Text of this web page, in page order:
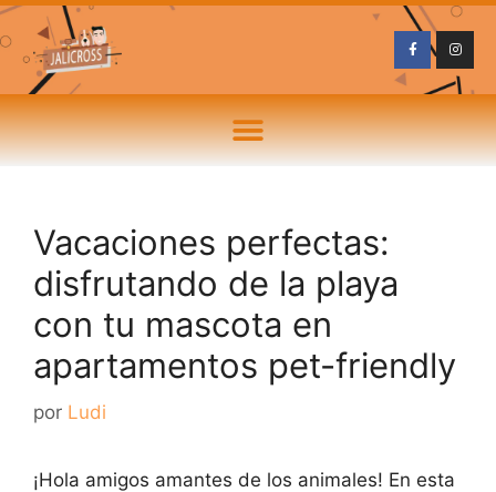
Vacaciones perfectas:
disfrutando de la playa
con tu mascota en
apartamentos pet-friendly
por Ludi
¡Hola amigos amantes de los animales! En esta